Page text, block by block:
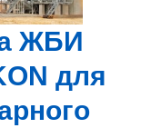
ЖБИ
для